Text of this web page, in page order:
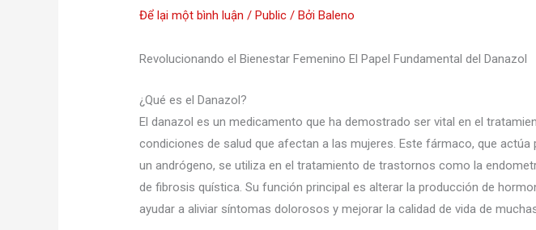
Để lại một bình luận /Public / BởiBaleno
Revolucionando el Bienestar Femenino El Papel Fundamental del Danazol
¿Qué es el Danazol?
El danazol es un medicamento que ha demostrado ser vital en el
condiciones de salud que afectan a las mujeres. Este fármaco, que actúa
un andrógeno, se utiliza en el tratamiento de trastornos como la
de fibrosis quística. Su función principal es alterar la producción de
ayudar a aliviar síntomas dolorosos y mejorar la calidad de vida de